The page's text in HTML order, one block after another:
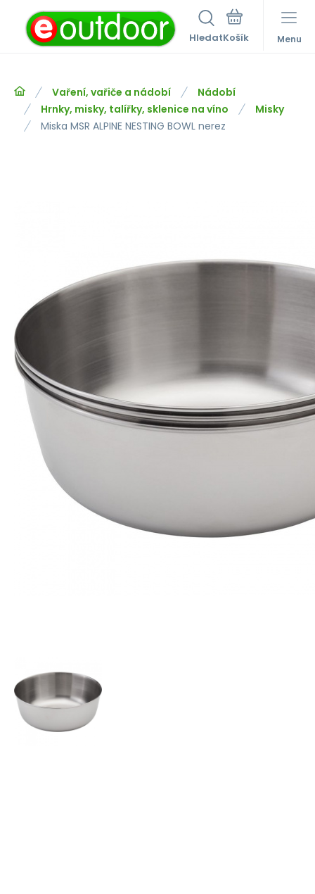
Hledat Menu
Vaření, vařiče a nádobí
Nádobí
Hrnky, misky, talířky, sklenice na víno
Misky
Miska MSR ALPINE NESTING BOWL nerez